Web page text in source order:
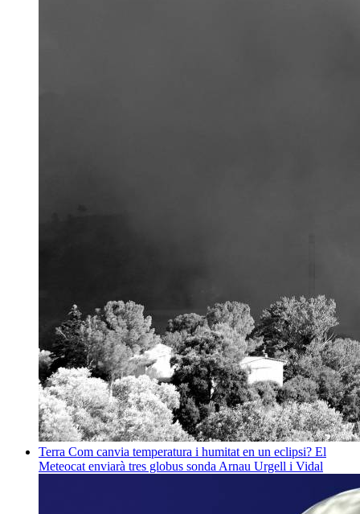
Terra Com canvia temperatura i humitat en un eclipsi? El
Meteocat enviarà tres globus sonda Arnau Urgell i Vidal